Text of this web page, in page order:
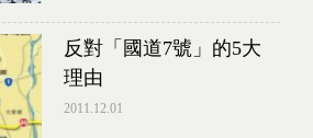
反對「國道7號」的5大
理由
2011.12.01